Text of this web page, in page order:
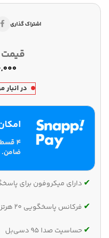
اشتراک گذاری
در
۴
ضامن.
✔‌ دارای میکروفون برای
✔‌ فرکانس پاسخگویی 20 هرتز تا 10 کیلوهرتز
✔‌ حساسیت صدا 95 دسی‌بل